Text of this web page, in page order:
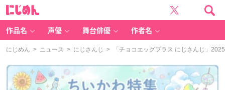
作品名 声優 舞台俳優 作者名
にじめん > ニュース > にじさんじ > 「チョコエッグプラス にじさんじ」